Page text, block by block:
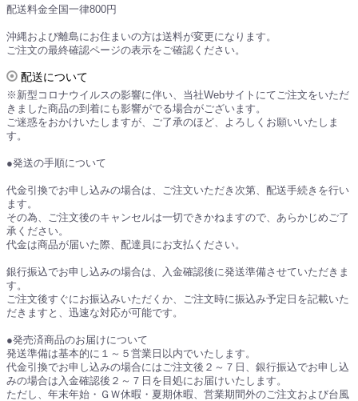
配送料金全国一律800円
沖縄および離島にお住まいの方は送料が変更になります。
ご注文の最終確認ページの表示をご確認ください。
配送について
※新型コロナウイルスの影響に伴い、当社Webサイトにてご注文をいただ
きました商品の到着にも影響がでる場合がございます。
ご迷惑をおかけいたしますが、ご了承のほど、よろしくお願いいたしま
す。
●発送の手順について
代金引換でお申し込みの場合は、ご注文いただき次第、配送手続きを行い
ます。
その為、ご注文後のキャンセルは一切できかねますので、あらかじめご了
承ください。
代金は商品が届いた際、配達員にお支払ください。
銀行振込でお申し込みの場合は、入金確認後に発送準備させていただきま
す。
ご注文後すぐにお振込みいただくか、ご注文時に振込み予定日を記載いた
だきますと、迅速な対応が可能です。
●発売済商品のお届けについて
発送準備は基本的に１～５営業日以内でいたします。
代金引換でお申し込みの場合にはご注文後２～７日、銀行振込でお申し込
みの場合は入金確認後２～７日を目処にお届けいたします。
ただし、年末年始・ＧＷ休暇・夏期休暇、営業期間外のご注文および台風